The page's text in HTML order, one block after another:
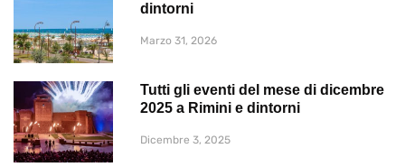
dintorni
Marzo 31, 2026
Tutti gli eventi del mese di dicembre
2025 a Rimini e dintorni
Dicembre 3, 2025